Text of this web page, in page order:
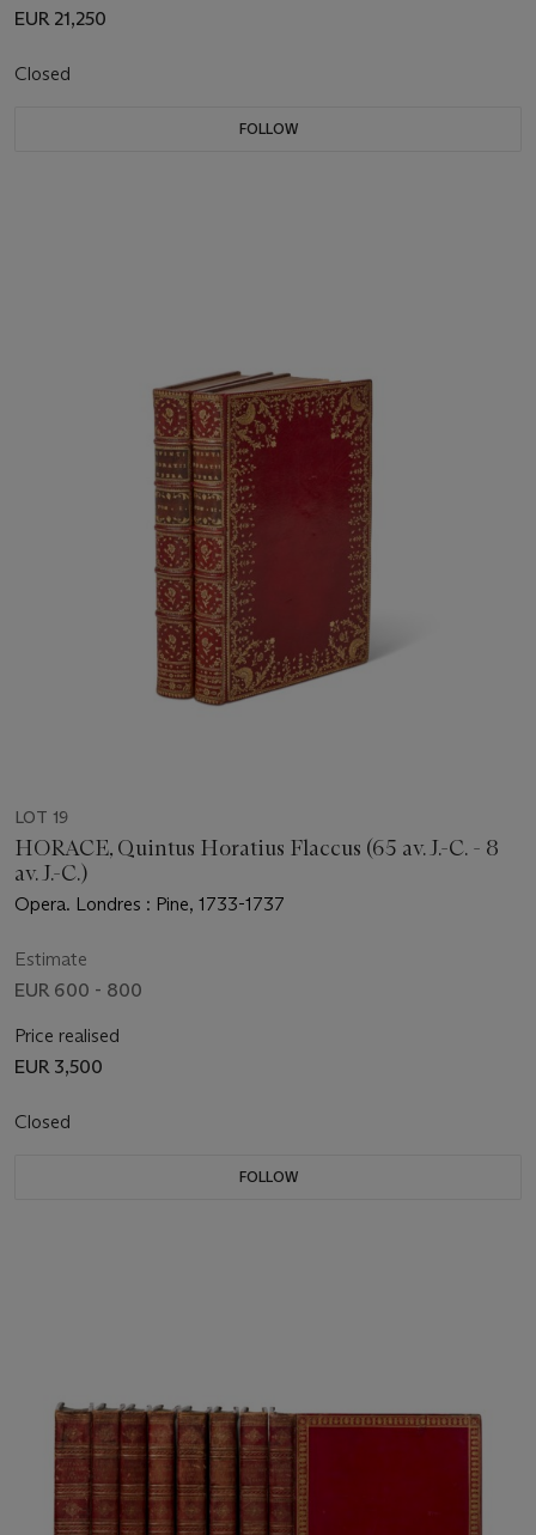
EUR 21,250
Closed
FOLLOW
LOT 19
HORACE, Quintus Horatius Flaccus (65 av. J.-C. - 8
av. J.-C.)
Opera. Londres : Pine, 1733-1737
Estimate
EUR 600 - 800
Price realised
EUR 3,500
Closed
FOLLOW